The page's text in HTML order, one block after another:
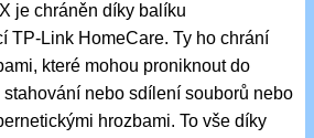
je chráněn díky balíku
TP-Link HomeCare. Ty ho chrání
které mohou proniknout do
nebo sdílení souborů nebo
hrozbami. To vše díky